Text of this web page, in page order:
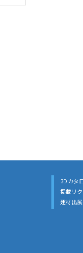
3Dカタ
掲載リ
建材出